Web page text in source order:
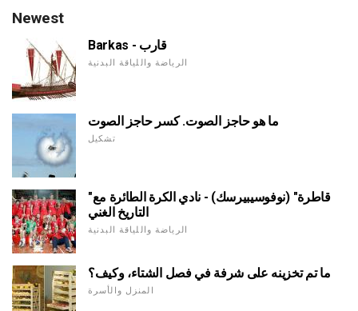
Newest
Barkas - قارب
الرياضة واللياقة البدنية
ما هو حاجز الصوت. كسر حاجز الصوت
تشكيل
"قاطرة" (نوفوسيبيرسك) - نادي الكرة الطائرة مع
التاريخ الغني
الرياضة واللياقة البدنية
ما تم تخزينه على شرفة في فصل الشتاء، وكيف؟
المنزل والأسرة